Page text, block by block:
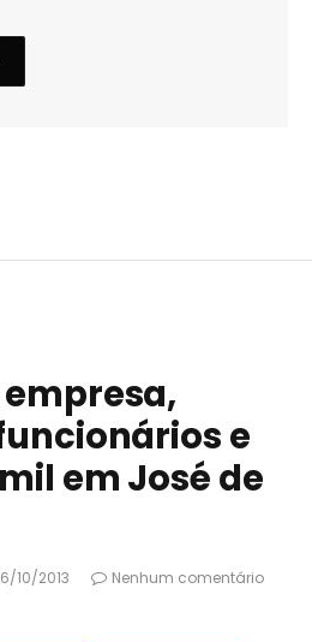
e
em José de
10/2013
Nenhum comentário